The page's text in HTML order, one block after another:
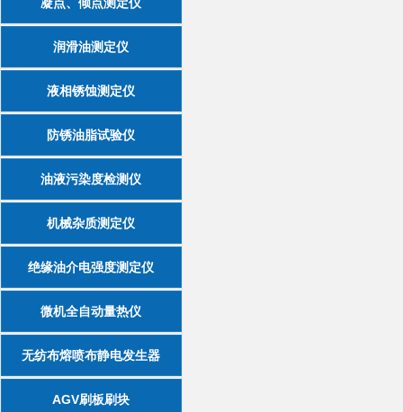
润滑油测定仪
液相锈蚀测定仪
防锈油脂试验仪
油液污染度检测仪
机械杂质测定仪
绝缘油介电强度测定仪
微机全自动量热仪
无纺布熔喷布静电发生器
AGV刷板刷块